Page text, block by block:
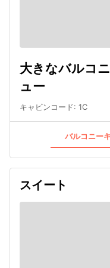
大きなバルコ
ュー
キャビンコード: 1C
バルコニー
スイート